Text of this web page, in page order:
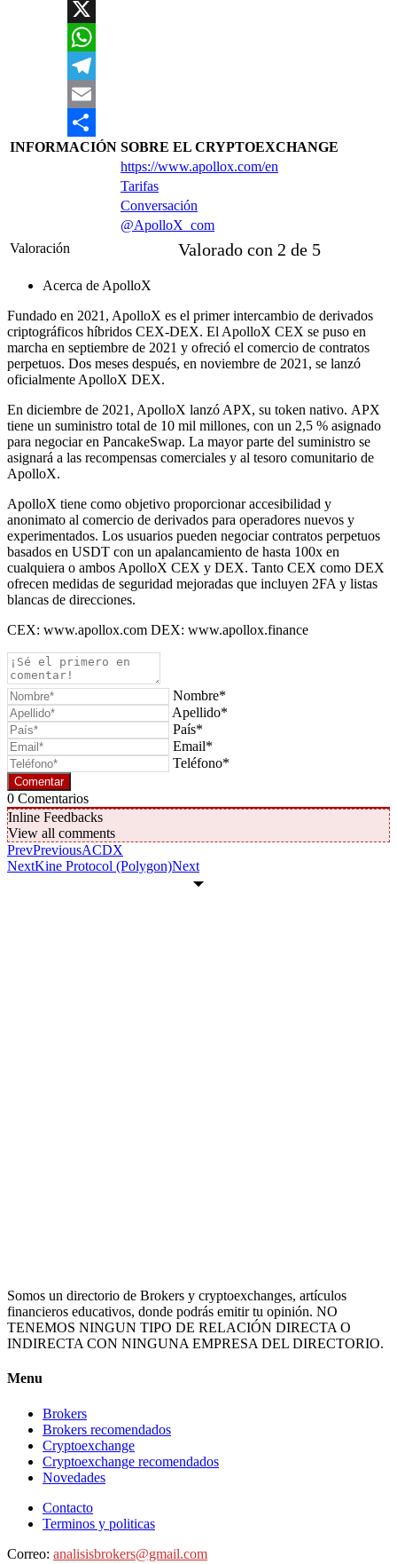
Facebook
X
WhatsApp
Telegram
Email
Compartir
INFORMACIÓN SOBRE EL CRYPTOEXCHANGE
https://www.apollox.com/en
Tarifas
Conversación
@ApolloX_com
Valoración
Valorado con 2 de 5
Acerca de ApolloX
Fundado en 2021, ApolloX es el primer intercambio de derivados
criptográficos híbridos CEX-DEX. El ApolloX CEX se puso en
marcha en septiembre de 2021 y ofreció el comercio de contratos
perpetuos. Dos meses después, en noviembre de 2021, se lanzó
oficialmente ApolloX DEX.
En diciembre de 2021, ApolloX lanzó APX, su token nativo. APX
tiene un suministro total de 10 mil millones, con un 2,5 % asignado
para negociar en PancakeSwap. La mayor parte del suministro se
asignará a las recompensas comerciales y al tesoro comunitario de
ApolloX.
ApolloX tiene como objetivo proporcionar accesibilidad y
anonimato al comercio de derivados para operadores nuevos y
experimentados. Los usuarios pueden negociar contratos perpetuos
basados ​​en USDT con un apalancamiento de hasta 100x en
cualquiera o ambos ApolloX CEX y DEX. Tanto CEX como DEX
ofrecen medidas de seguridad mejoradas que incluyen 2FA y listas
blancas de direcciones.
CEX: www.apollox.com DEX: www.apollox.finance
Nombre*
Apellido*
País*
Email*
Teléfono*
0 Comentarios
Inline Feedbacks
View all comments
PrevPreviousACDX
NextKine Protocol (Polygon)Next
Somos un directorio de Brokers y cryptoexchanges, artículos
financieros educativos, donde podrás emitir tu opinión. NO
TENEMOS NINGUN TIPO DE RELACIÓN DIRECTA O
INDIRECTA CON NINGUNA EMPRESA DEL DIRECTORIO.
Menu
Brokers
Brokers recomendados
Cryptoexchange
Cryptoexchange recomendados
Novedades
Contacto
Terminos y politicas
Correo: analisisbrokers@gmail.com